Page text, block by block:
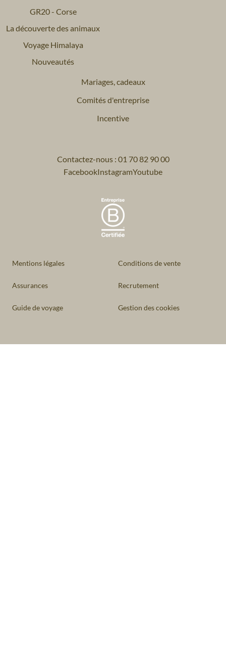
GR20 - Corse
La découverte des animaux
Voyage Himalaya
Nouveautés
Mariages, cadeaux
Comités d'entreprise
Incentive
Contactez-nous : 01 70 82 90 00
FacebookInstagramYoutube
Mentions légales Conditions de vente
Assurances Recrutement
Guide de voyage Gestion des cookies